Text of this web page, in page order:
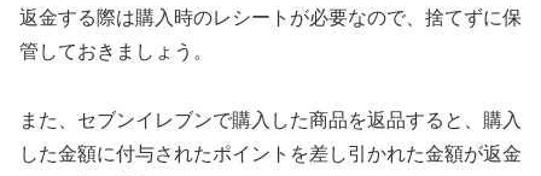
返金する際は購入時のレシートが必要なので、捨てずに保
管しておきましょう。
また、セブンイレブンで購入した商品を返品すると、購入
した金額に付与されたポイントを差し引かれた金額が返金